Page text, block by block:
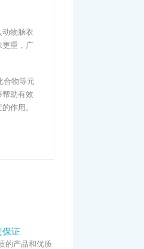
物肠衣
更重，广
合物等元
助有效
作用。
保证
的产品和优质